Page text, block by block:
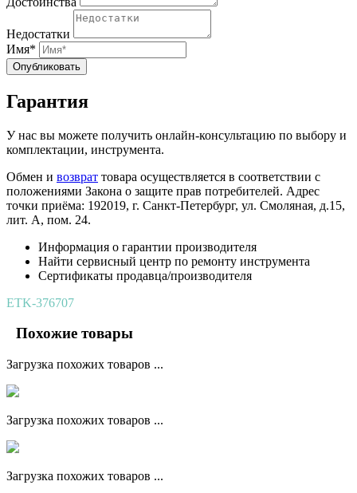
Недостатки
Имя*
Опубликовать
Гарантия
У нас вы можете получить онлайн-консультацию по выбору и
комплектации, инструмента.
Обмен и возврат товара осуществляется в соответствии с
положениями Закона о защите прав потребителей. Адрес
точки приёма: 192019, г. Санкт-Петербург, ул. Смоляная, д.15,
лит. А, пом. 24.
Информация о гарантии производителя
Найти сервисный центр по ремонту инструмента
Сертификаты продавца/производителя
ETK-376707
Похожие товары
Загрузка похожих товаров ...
Загрузка похожих товаров ...
Загрузка похожих товаров ...